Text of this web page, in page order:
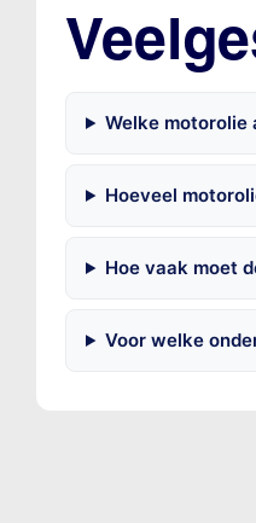
Welke motorolie
Hoeveel
Hoe vaak moet
Voor welke